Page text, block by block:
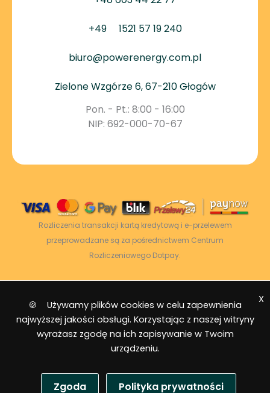
+49 1521 57 19 240
biuro@powerenergy.com.pl
Zielone Wzgórze 6, 67-210 Głogów
Pon. - Pt.: 8:00 - 16:00
NIP: 692-000-70-67
Rozliczenia transakcji kartą kredytową i e-przelewem
przeprowadzane są za pośrednictwem Centrum
Rozliczeniowego Dotpay.
2026 © Power Energy -
Wszelkie prawa
zastrzeżone
|Mapa strony
🍪 Używamy plików cookies w celu zapewnienia
najwyższej jakości obsługi. Korzystając z naszej witryny
wyrażasz zgodę na ich zapisywanie w Twoim
urządzeniu.
Zgoda Polityka prywatności
X